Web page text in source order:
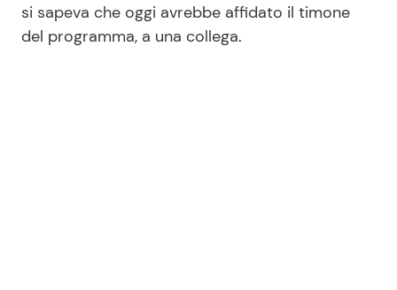
si sapeva che oggi avrebbe affidato il timone
del programma, a una collega.